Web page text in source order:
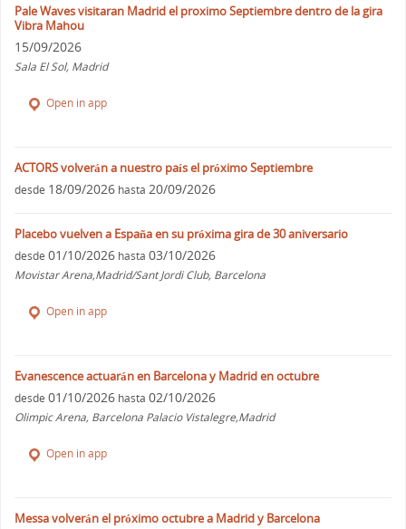
Pale Waves visitaran Madrid el proximo Septiembre dentro de la gira
Vibra Mahou
15/09/2026
Sala El Sol, Madrid
Open in app
ACTORS volverán a nuestro país el próximo Septiembre
desde 18/09/2026 hasta 20/09/2026
Placebo vuelven a España en su próxima gira de 30 aniversario
desde 01/10/2026 hasta 03/10/2026
Movistar Arena,Madrid/Sant Jordi Club, Barcelona
Open in app
Evanescence actuarán en Barcelona y Madrid en octubre
desde 01/10/2026 hasta 02/10/2026
Olimpic Arena, Barcelona Palacio Vistalegre,Madrid
Open in app
Messa volverán el próximo octubre a Madrid y Barcelona